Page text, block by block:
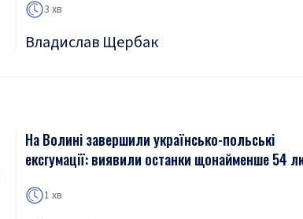
3 хв
Владислав Щербак
На Волині завершили українсько-польські
ексгумації: виявили останки щонайменше 54
1 хв